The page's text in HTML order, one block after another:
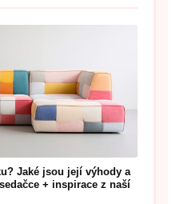
Jaké jsou její výhody a
+ inspirace z naší